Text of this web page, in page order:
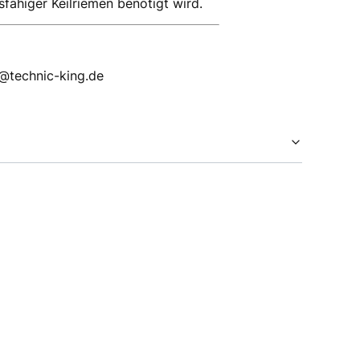
Keilriemen benötigt wird.
king.de